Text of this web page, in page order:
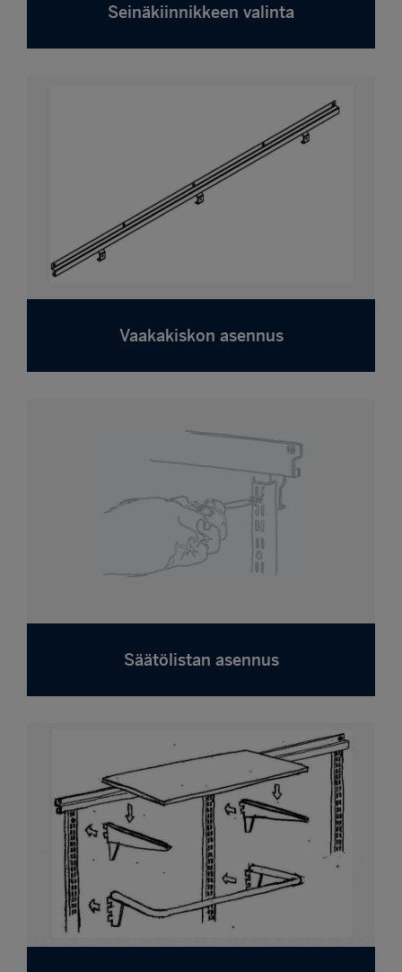
Seinäkiinnikkeen valinta
Vaakakiskon asennus
Säätölistan asennus